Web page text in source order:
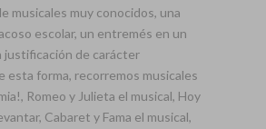
musicales muy conocidos, una
escolar, un entremés en un
justificación de carácter
esta forma, recorremos musicales
Romeo y Julieta el musical, Hoy
Cabaret y Fama el musical,